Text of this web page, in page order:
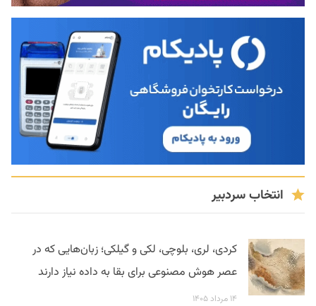
انتخاب سردبیر
کردی، لری، بلوچی، لکی و گیلکی؛ زبان‌هایی که در
عصر هوش مصنوعی برای بقا به داده نیاز دارند
۱۴ مرداد ۱۴۰۵